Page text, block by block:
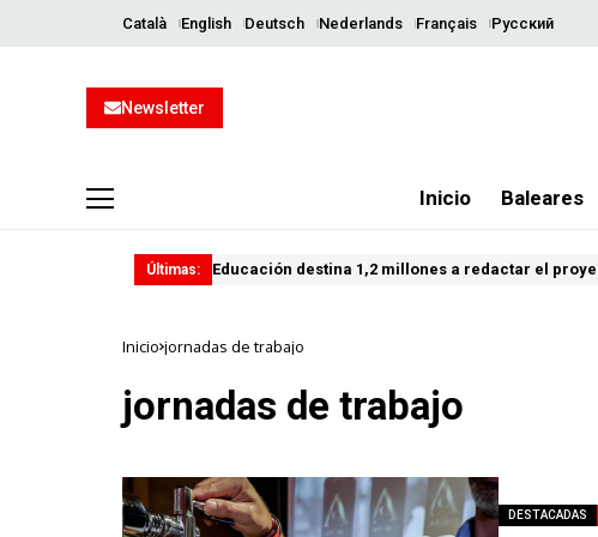
Català English Deutsch Nederlands Français Русский
Newsletter
Inicio Baleares
Últimas: Educación destina 1,2 millones a redactar el
Inicio jornadas de trabajo
jornadas de trabajo
DESTACADAS